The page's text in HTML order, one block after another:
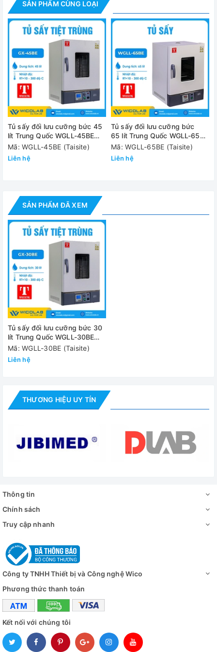
✅ Buồng sấy được làm bằng thép không gỉ.
Cung cấp bao gồm
- Tủ sấy WGLL-30BE
- Khay trữ mẫu: 02 chiếc
- Hướng dẫn sử dụng tiếng Anh và Tiếng Việt
Thông số kỹ thuật
Model WGLL-
Thể tích buồng sấy 30 lít
Kích thước buồng sấy
Kích thước đóng gói
Nguồn điện
Công suất
Khối lượng (NW/GW)
SẢN PHẨM CÙNG LOẠI
Tủ sấy đối lưu cưỡng bức 45
lít Trung Quốc WGLL-45BE
(Màn hình LCD)
Mã: WGLL-45BE (Taisite)
Liên hệ
Tủ sấy đối lưu cưỡng bức
65 lít Trung Quốc WGLL-65BE
(Màn hình LCD)
Mã: WGLL-65BE (Taisite)
Liên hệ
SẢN PHẨM ĐÃ XEM
Tủ sấy đối lưu cưỡng bức 30
lít Trung Quốc WGLL-30BE
(Màn hình LCD)
Mã: WGLL-30BE (Taisite)
Liên hệ
THƯƠNG HIỆU UY TÍN
Thông tin
Chính sách
Truy cập nhanh
Công ty TNHH Thiết bị và Công nghệ Wico
Phương thức thanh toán
Kết nối với chúng tôi